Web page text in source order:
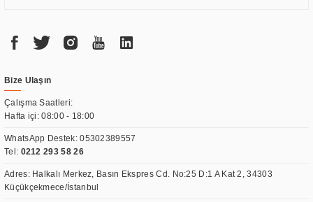
Bize Ulaşın
Çalışma Saatleri:
Hafta içi: 08:00 - 18:00
WhatsApp Destek:05302389557
Tel: 0212 293 58 26
Adres: Halkalı Merkez, Basın Ekspres Cd. No:25 D:1 A Kat 2, 34303
Küçükçekmece/İstanbul